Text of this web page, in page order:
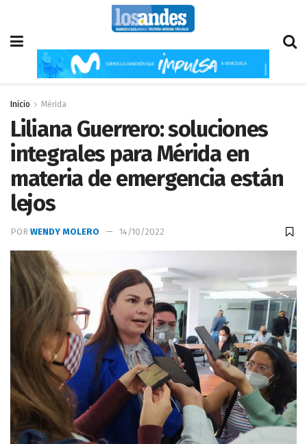
Inicio Mérida
Liliana Guerrero: soluciones
integrales para Mérida en
materia de emergencia están
lejos
POR WENDY MOLERO 14/10/2022